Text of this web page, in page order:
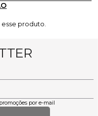
produto.
por e-mail